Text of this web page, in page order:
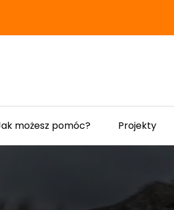
możesz pomóc? Projekty